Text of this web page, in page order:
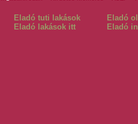
Eladó tuti lakások
Eladó
Eladó lakások itt Eladó